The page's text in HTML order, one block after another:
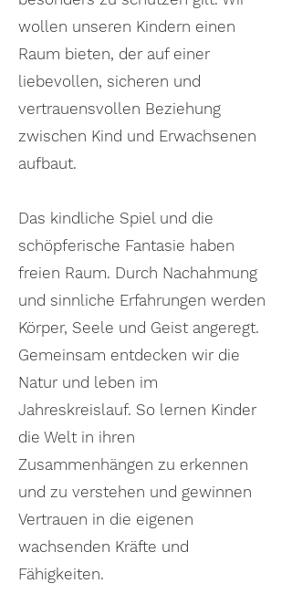
wollen unseren Kindern einen
Raum bieten, der auf einer
liebevollen, sicheren und
vertrauensvollen Beziehung
zwischen Kind und Erwachsenen
aufbaut.
Das kindliche Spiel und die
schöpferische Fantasie haben
freien Raum. Durch Nachahmung
und sinnliche Erfahrungen werden
Körper, Seele und Geist angeregt.
Gemeinsam entdecken wir die
Natur und leben im
Jahreskreislauf. So lernen Kinder
die Welt in ihren
Zusammenhängen zu erkennen
und zu verstehen und gewinnen
Vertrauen in die eigenen
wachsenden Kräfte und
Fähigkeiten.